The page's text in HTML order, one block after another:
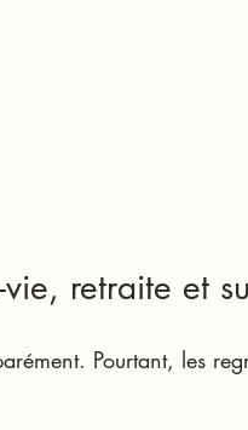
retraite et
Pourtant, les